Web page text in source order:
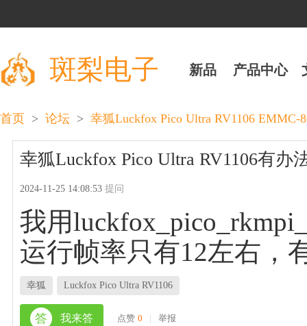
斑梨电子 新品 产品中心
首页 > 论坛 > 幸狐Luckfox Pico Ultra RV1106
幸狐Luckfox Pico Ultra RV1106有办
2024-11-25 14:08:53提问
我用
运行帧率只有12左右，
幸狐 Luckfox Pico Ultra RV1106
答 我来答 点赞 0 | 举报